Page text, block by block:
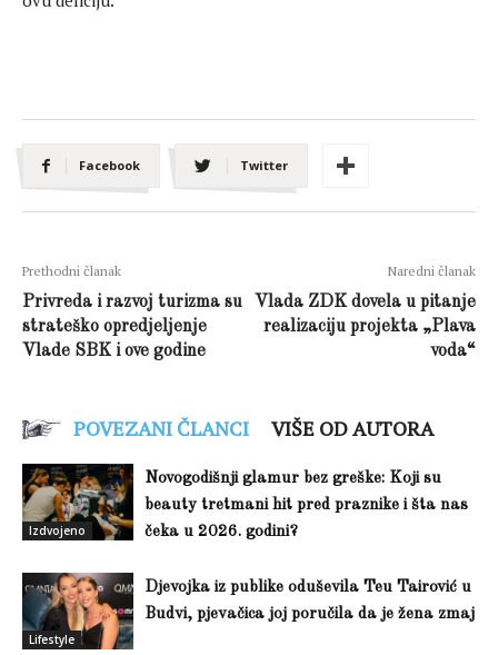
Facebook Twitter
Prethodni članak
Privreda i razvoj turizma su
strateško opredjeljenje
Vlade SBK i ove godine
Naredni članak
Vlada ZDK dovela u pitanje
realizaciju projekta „Plava
voda“
POVEZANI ČLANCI VIŠE OD AUTORA
Izdvojeno
Novogodišnji glamur bez greške: Koji su
beauty tretmani hit pred praznike i šta nas
čeka u 2026. godini?
Lifestyle
Djevojka iz publike oduševila Teu Tairović u
Budvi, pjevačica joj poručila da je žena zmaj